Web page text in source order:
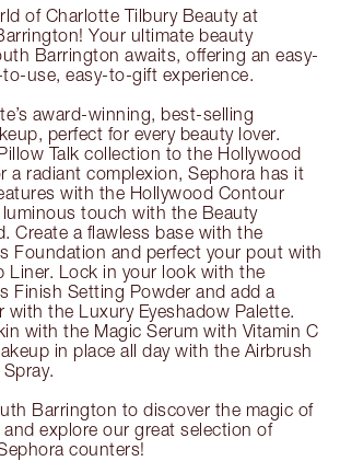
of Charlotte Tilbury Beauty at
Your ultimate beauty
Barrington awaits, offering an easy-
use, easy-to-gift experience.
award-winning, best-selling
perfect for every beauty lover.
Talk collection to the Hollywood
a radiant complexion, Sephora has it
with the Hollywood Contour
touch with the Beauty
Create a flawless base with the
Foundation and perfect your pout with
Liner. Lock in your look with the
Finish Setting Powder and add a
with the Luxury Eyeshadow Palette.
with the Magic Serum with Vitamin C
in place all day with the Airbrush
Barrington to discover the magic of
explore our great selection of
counters!